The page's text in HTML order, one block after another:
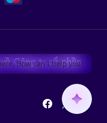
Công ty cổ phần
How can I help you?